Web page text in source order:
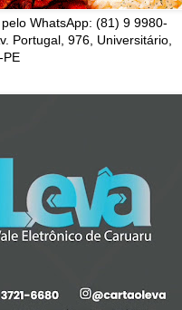
WhatsApp: (81) 9 9980-
Portugal, 976, Universitário,
PE